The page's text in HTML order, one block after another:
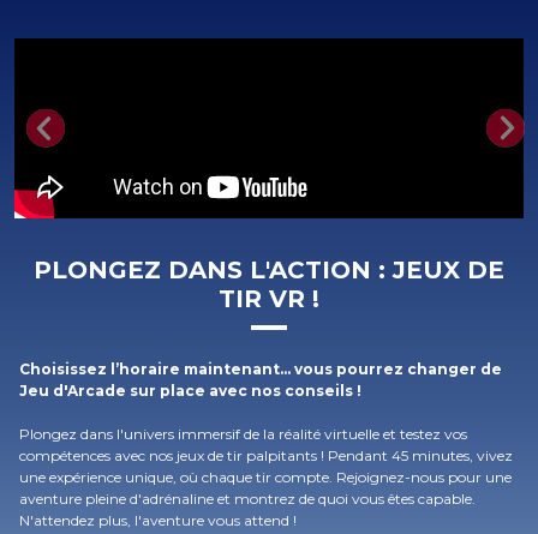
PLONGEZ DANS L'ACTION : JEUX DE
TIR VR !
Choisissez l’horaire maintenant… vous pourrez changer de
Jeu d'Arcade sur place avec nos conseils !
Plongez dans l'univers immersif de la réalité virtuelle et testez vos
compétences avec nos jeux de tir palpitants ! Pendant 45 minutes, vivez
une expérience unique, où chaque tir compte. Rejoignez-nous pour une
aventure pleine d'adrénaline et montrez de quoi vous êtes capable.
N'attendez plus, l'aventure vous attend !